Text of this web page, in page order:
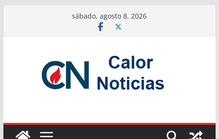
sábado, agosto 8, 2026